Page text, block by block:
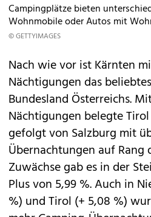
Campingplätze bieten
Wohnmobile oder Autos mit
© GETTYIMAGES
Nach wie vor ist Kärnten
Nächtigungen das
Bundesland Österreichs.
Nächtigungen belegte
gefolgt von Salzburg mit
Übernachtungen auf Rang
Zuwächse gab es in der
Plus von 5,99 %. Auch in
%) und Tirol (+ 5,08 %)